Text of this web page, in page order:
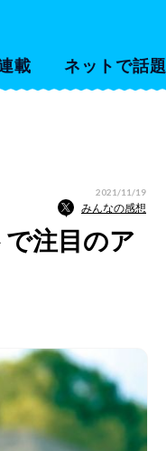
載 ネットで話題
2021/11/19
みんなの感想
注目のア